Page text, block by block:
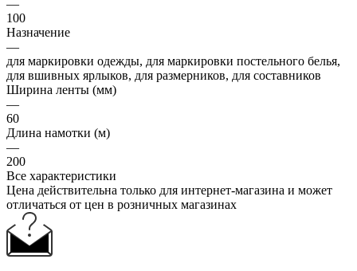
—
100
Назначение
—
для маркировки одежды, для маркировки постельного белья,
для вшивных ярлыков, для размерников, для составников
Ширина ленты (мм)
—
60
Длина намотки (м)
—
200
Все характеристики
Цена действительна только для интернет-магазина и может
отличаться от цен в розничных магазинах